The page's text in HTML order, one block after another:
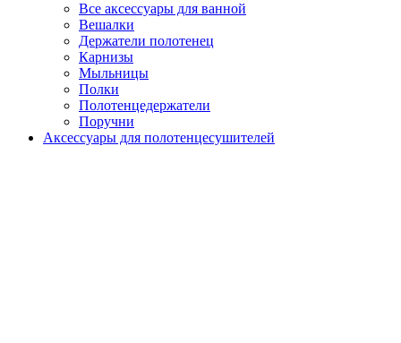
Все аксессуары для ванной
Вешалки
Держатели полотенец
Карнизы
Мыльницы
Полки
Полотенцедержатели
Поручни
Аксессуары для полотенцесушителей